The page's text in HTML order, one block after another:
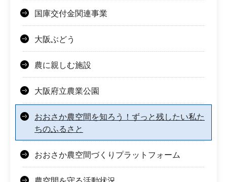
国庫交付金関連事業
大阪ぶどう
農に親しむ施設
大阪府立農業公園
おおさか農空間を知ろう！ずっと残したい私た
ちのふるさと
おおさか農空間づくりプラットフォーム